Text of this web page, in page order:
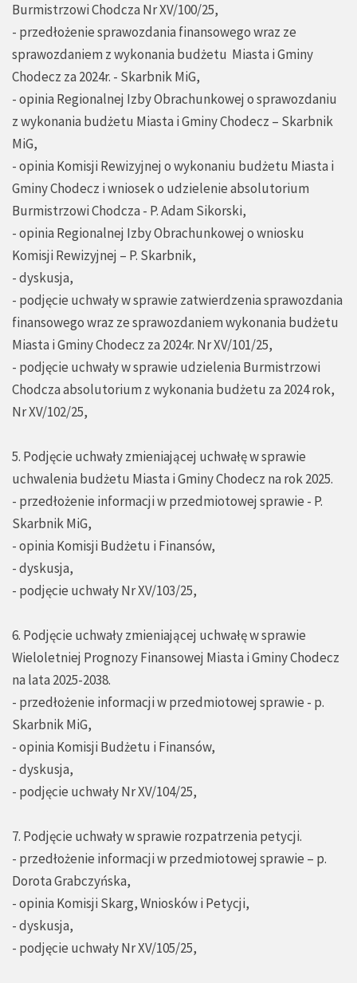
Burmistrzowi Chodcza Nr XV/100/25,
- przedłożenie sprawozdania finansowego wraz ze
sprawozdaniem z wykonania budżetu Miasta i Gminy
Chodecz za 2024r. - Skarbnik MiG,
- opinia Regionalnej Izby Obrachunkowej o sprawozdaniu
z wykonania budżetu Miasta i Gminy Chodecz – Skarbnik
MiG,
- opinia Komisji Rewizyjnej o wykonaniu budżetu Miasta i
Gminy Chodecz i wniosek o udzielenie absolutorium
Burmistrzowi Chodcza - P. Adam Sikorski,
- opinia Regionalnej Izby Obrachunkowej o wniosku
Komisji Rewizyjnej – P. Skarbnik,
- dyskusja,
- podjęcie uchwały w sprawie zatwierdzenia sprawozdania
finansowego wraz ze sprawozdaniem wykonania budżetu
Miasta i Gminy Chodecz za 2024r. Nr XV/101/25,
- podjęcie uchwały w sprawie udzielenia Burmistrzowi
Chodcza absolutorium z wykonania budżetu za 2024 rok,
Nr XV/102/25,
5. Podjęcie uchwały zmieniającej uchwałę w sprawie
uchwalenia budżetu Miasta i Gminy Chodecz na rok 2025.
- przedłożenie informacji w przedmiotowej sprawie - P.
Skarbnik MiG,
- opinia Komisji Budżetu i Finansów,
- dyskusja,
- podjęcie uchwały Nr XV/103/25,
6. Podjęcie uchwały zmieniającej uchwałę w sprawie
Wieloletniej Prognozy Finansowej Miasta i Gminy Chodecz
na lata 2025-2038.
- przedłożenie informacji w przedmiotowej sprawie - p.
Skarbnik MiG,
- opinia Komisji Budżetu i Finansów,
- dyskusja,
- podjęcie uchwały Nr XV/104/25,
7. Podjęcie uchwały w sprawie rozpatrzenia petycji.
- przedłożenie informacji w przedmiotowej sprawie – p.
Dorota Grabczyńska,
- opinia Komisji Skarg, Wniosków i Petycji,
- dyskusja,
- podjęcie uchwały Nr XV/105/25,